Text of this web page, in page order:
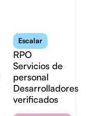
Escalar
RPO
Servicios de
personal
Desarrolladores
verificados